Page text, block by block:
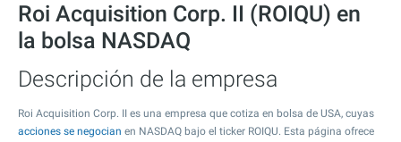
Roi Acquisition Corp. II (ROIQU) en
la bolsa NASDAQ
Descripción de la empresa
Roi Acquisition Corp. II es una empresa que cotiza en bolsa de USA, cuyas
acciones se negocian en NASDAQ bajo el ticker ROIQU. Esta página ofrece